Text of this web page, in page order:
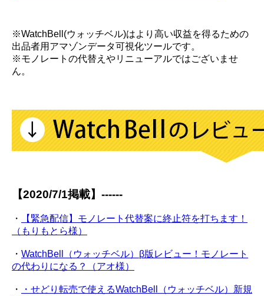
※WatchBell(ウォッチベル)はより高い収益を得るための
出品者用アマゾンデータ可視化ツールです。
※モノレートの代替えやリニューアルではございませ
ん。
【2020/7/1掲載】------
・
【緊急配信】モノレート代替案に終止符を打ちます！
（もりもとら様）
・ WatchBell（ウォッチベル）β版レビュー！モノレート
の代わりになる？（アオ様）
・
・せどり転売で使えるWatchBell（ウォッチベル）新規